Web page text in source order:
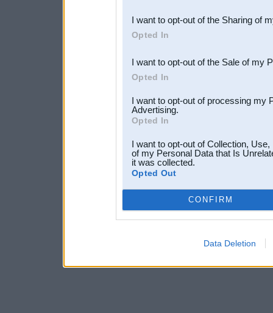
Downstream Participants
third parties.
I want to opt-out of the Sharing of
Opted In
I want to opt-out of the Sale of my
Opted In
I want to opt-out of processing my
Advertising.
Opted In
I want to opt-out of Collection,
of my Personal Data that Is
it was collected.
Opted Out
CONFIRM
Data Deletion